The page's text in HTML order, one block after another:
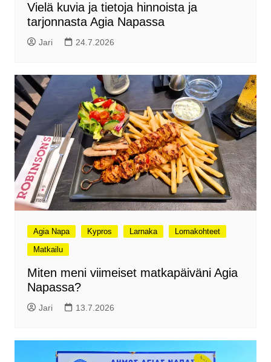
Vielä kuvia ja tietoja hinnoista ja
tarjonnasta Agia Napassa
Jari 24.7.2026
Agia Napa Kypros Larnaka
Lomakohteet
Matkailu
Miten meni viimeiset matkapäiväni Agia
Napassa?
Jari 13.7.2026